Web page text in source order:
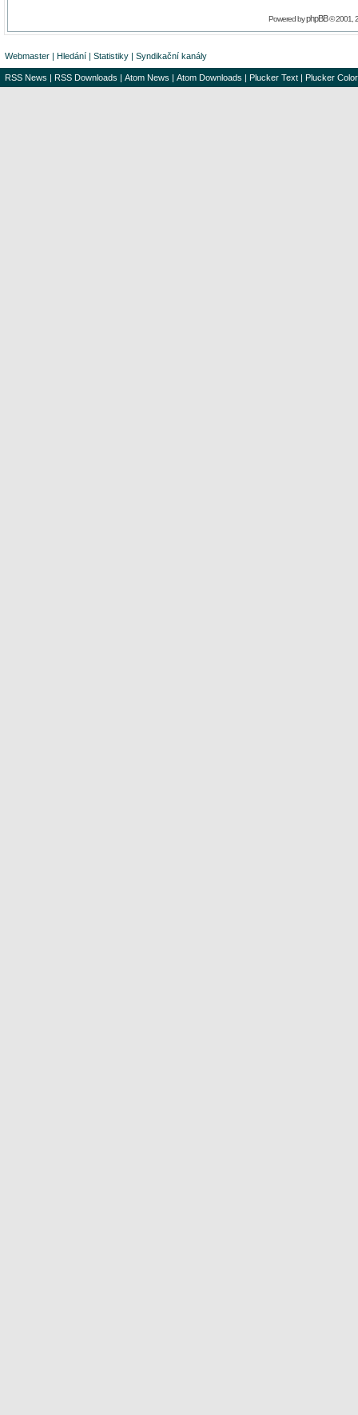
Powered byphpBB© 2001,
Webmaster | Hledání | Statistiky | Syndikační kanály
RSS News | RSS Downloads | Atom News | Atom Downloads | Plucker Text | Plucker Color